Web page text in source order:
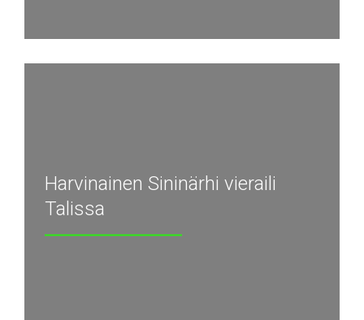
Harvinainen Sininärhi vieraili
Talissa